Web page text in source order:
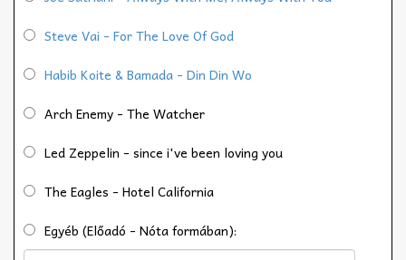
Steve Vai - For The Love Of God
Habib Koite & Bamada - Din Din Wo
Arch Enemy - The Watcher
Led Zeppelin - since i've been loving you
The Eagles - Hotel California
Egyéb (Előadó - Nóta formában):